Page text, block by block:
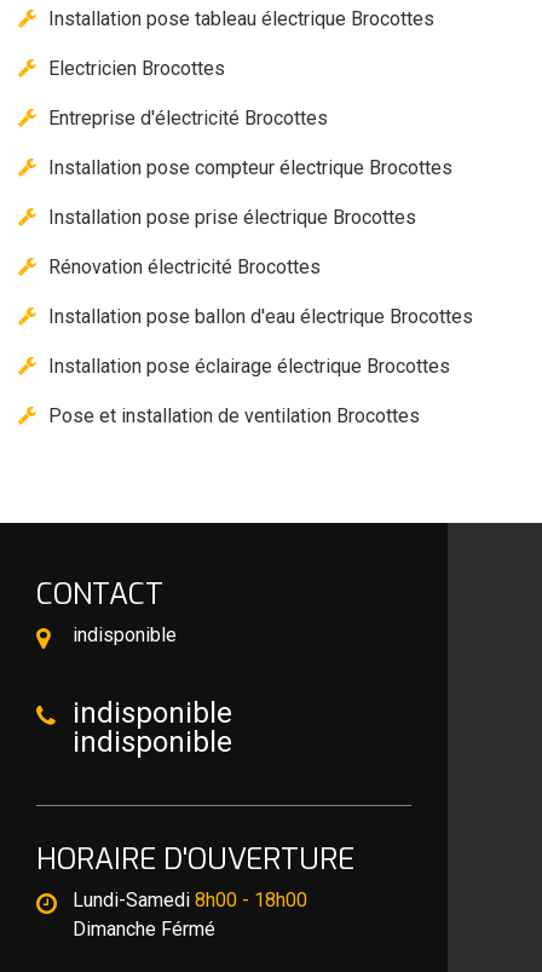
Installation pose tableau électrique Brocottes
Electricien Brocottes
Entreprise d'électricité Brocottes
Installation pose compteur électrique Brocottes
Installation pose prise électrique Brocottes
Rénovation électricité Brocottes
Installation pose ballon d'eau électrique Brocottes
Installation pose éclairage électrique Brocottes
Pose et installation de ventilation Brocottes
CONTACT
indisponible
indisponible
indisponible
HORAIRE D'OUVERTURE
Lundi-Samedi 8h00 - 18h00
Dimanche Férmé